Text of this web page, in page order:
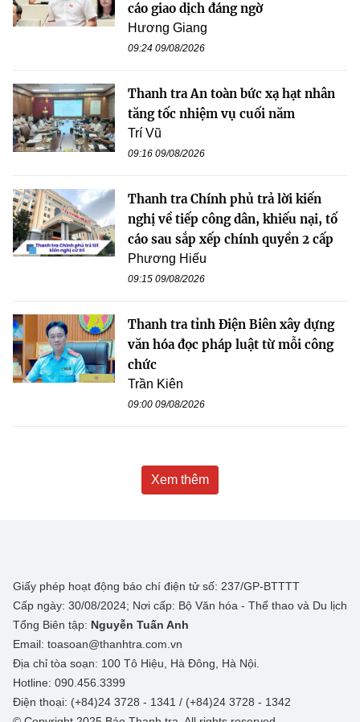
cáo giao dịch đáng ngờ
Hương Giang
09:24 09/08/2026
Thanh tra An toàn bức xạ hạt nhân
tăng tốc nhiệm vụ cuối năm
Trí Vũ
09:16 09/08/2026
Thanh tra Chính phủ trả lời kiến
nghị về tiếp công dân, khiếu nại, tố
cáo sau sắp xếp chính quyền 2 cấp
Phương Hiếu
09:15 09/08/2026
Thanh tra tỉnh Điện Biên xây dựng
văn hóa đọc pháp luật từ mỗi công
chức
Trần Kiên
09:00 09/08/2026
Xem thêm
Giấy phép hoạt động báo chí điện tử số: 237/GP-BTTTT
Cấp ngày: 30/08/2024; Nơi cấp: Bộ Văn hóa - Thể thao và Du lịch
Tổng Biên tập: Nguyễn Tuấn Anh
Email: toasoan@thanhtra.com.vn
Địa chỉ tòa soạn: 100 Tô Hiệu, Hà Đông, Hà Nội.
Hotline: 090.456.3399
Điện thoại: (+84)24 3728 - 1341 / (+84)24 3728 - 1342